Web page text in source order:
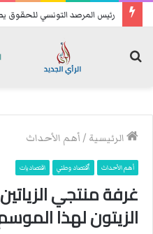
الرئيسية /أهم الأحداث
أهم الأحداث ٱقتصاد وطني اقتصاديات
غرفة منتجي
الزيتون لهذا